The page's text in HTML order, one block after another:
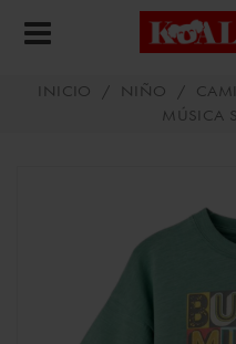
INICIO / NIÑO /
MÚSICA